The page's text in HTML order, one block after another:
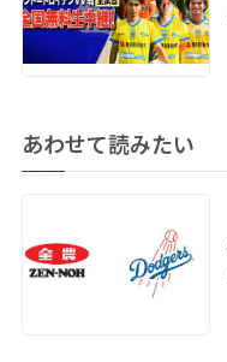
あわせて読みたい